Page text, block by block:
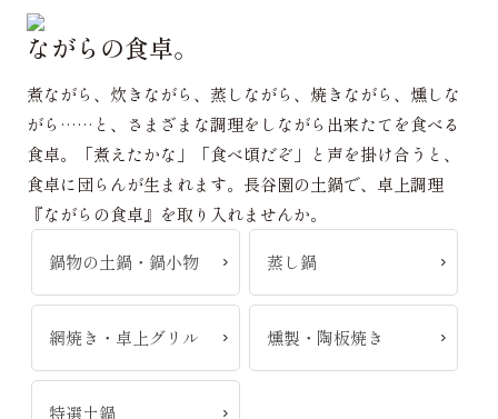
ながらの食卓。
煮ながら、炊きながら、蒸しながら、焼きながら、燻しな
がら……と、さまざまな調理をしながら出来たてを食べる
食卓。「煮えたかな」「食べ頃だぞ」と声を掛け合うと、
食卓に団らんが生まれます。長谷園の土鍋で、卓上調理
『ながらの食卓』を取り入れませんか。
鍋物の土鍋・鍋小物 蒸し鍋
網焼き・卓上グリル 燻製・陶板焼き
特選土鍋